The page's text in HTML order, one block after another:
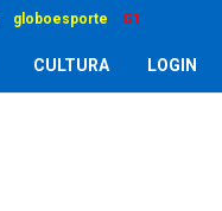
globoesporte G1
CULTURA LOGIN